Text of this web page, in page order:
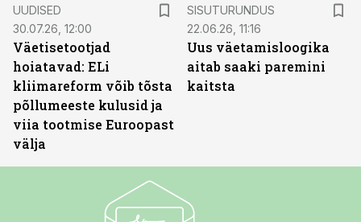
UUDISED
30.07.26, 12:00
Väetisetootjad
hoiatavad: ELi
kliimareform võib tõsta
põllumeeste kulusid ja
viia tootmise Euroopast
välja
SISUTURUNDUS
22.06.26, 11:16
Uus väetamisloogika
aitab saaki paremini
kaitsta